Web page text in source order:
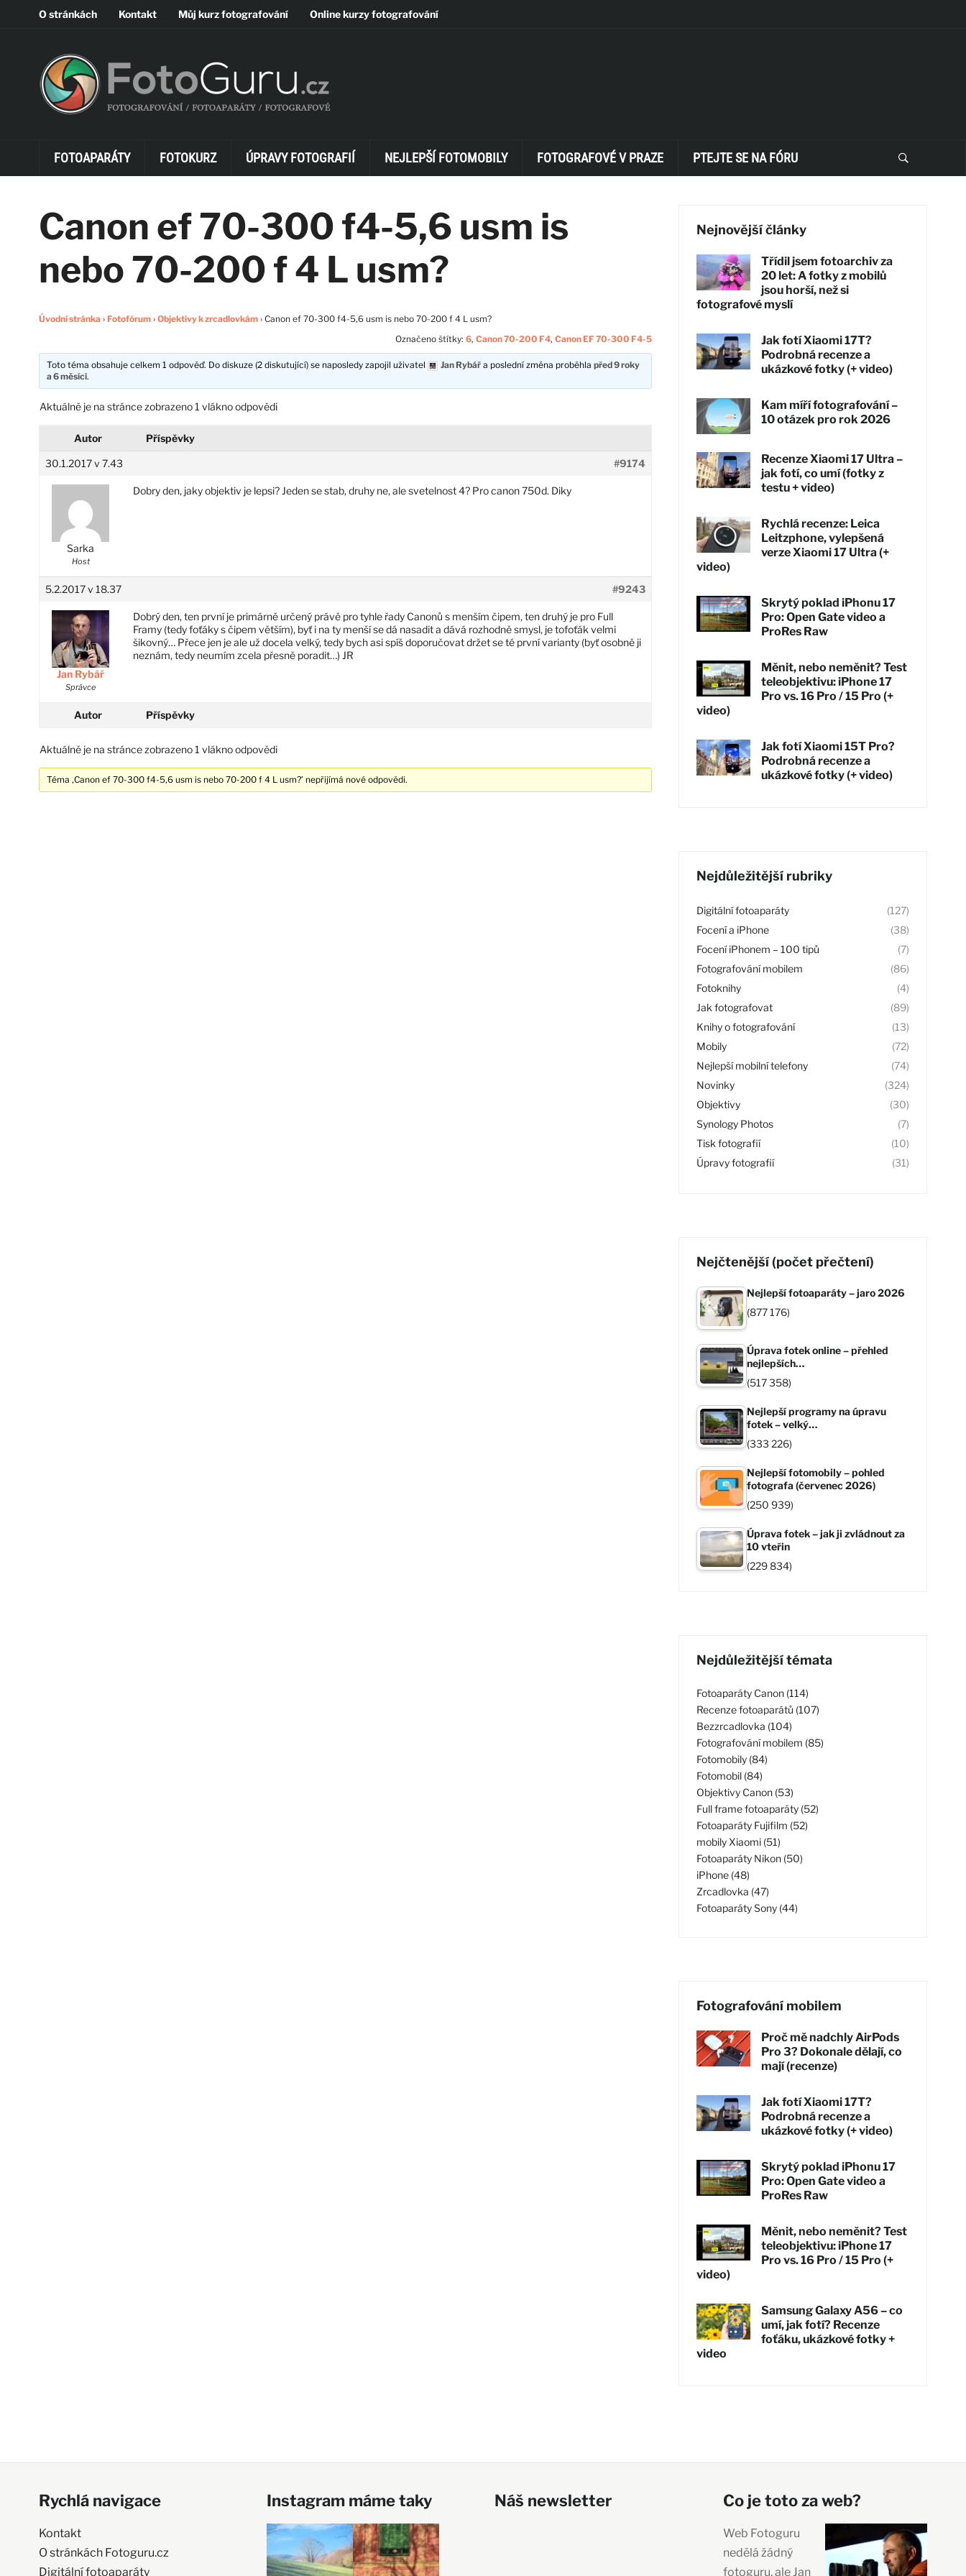
O stránkách Kontakt Můj kurz fotografování Online kurzy fotografování
FOTOAPARÁTY FOTOKURZ ÚPRAVY FOTOGRAFIÍ NEJLEPŠÍ FOTOMOBILY FOTOGRAFOVÉ V PRAZE PTEJTE SE NA FÓRU
Canon ef 70-300 f4-5,6 usm is
nebo 70-200 f 4 L usm?
Úvodní stránka › Fotofórum › Objektivy k zrcadlovkám › Canon ef 70-300 f4-5,6 usm is nebo 70-200 f 4 L usm?
Označeno štítky: 6, Canon 70-200 F4, Canon EF 70-300 F4-5
Toto téma obsahuje celkem 1 odpověď. Do diskuze (2 diskutující) se naposledy zapojil uživatel Jan Rybář a poslední změna proběhlapřed 9 roky
a 6 měsíci.
Aktuálně je na stránce zobrazeno 1 vlákno odpovědi
Autor Příspěvky
30.1.2017 v 7.43 #9174
Sarka
Host
Dobry den, jaky objektiv je lepsi? Jeden se stab, druhy ne, ale svetelnost 4? Pro canon 750d. Diky
5.2.2017 v 18.37 #9243
Jan Rybář
Správce
Dobrý den, ten první je primárně určený právě pro tyhle řady Canonů s menším čipem, ten druhý je pro Full
Framy (tedy foťáky s čipem větším), byť i na ty menší se dá nasadit a dává rozhodně smysl, je tofoťák velmi
šikovný… Přece jen je ale už docela velký, tedy bych asi spíš doporučovat držet se té první varianty (byť osobně ji
neznám, tedy neumím zcela přesně poradit…) JR
Autor Příspěvky
Aktuálně je na stránce zobrazeno 1 vlákno odpovědi
Téma ‚Canon ef 70-300 f4-5,6 usm is nebo 70-200 f 4 L usm?’ nepřijímá nové odpovědi.
Nejnovější články
Třídil jsem fotoarchiv za
20 let: A fotky z mobilů
jsou horší, než si
fotografové myslí
Jak fotí Xiaomi 17T?
Podrobná recenze a
ukázkové fotky (+ video)
Kam míří fotografování –
10 otázek pro rok 2026
Recenze Xiaomi 17 Ultra –
jak fotí, co umí (fotky z
testu + video)
Rychlá recenze: Leica
Leitzphone, vylepšená
verze Xiaomi 17 Ultra (+
video)
Skrytý poklad iPhonu 17
Pro: Open Gate video a
ProRes Raw
Měnit, nebo neměnit? Test
teleobjektivu: iPhone 17
Pro vs. 16 Pro / 15 Pro (+
video)
Jak fotí Xiaomi 15T Pro?
Podrobná recenze a
ukázkové fotky (+ video)
Nejdůležitější rubriky
Digitální fotoaparáty
(127)
Focení a iPhone
(38)
Focení iPhonem – 100 tipů
(7)
Fotografování mobilem
(86)
Fotoknihy
(4)
Jak fotografovat
(89)
Knihy o fotografování
(13)
Mobily
(72)
Nejlepší mobilní telefony
(74)
Novinky
(324)
Objektivy
(30)
Synology Photos
(7)
Tisk fotografií
(10)
Úpravy fotografií
(31)
Nejčtenější (počet přečtení)
Nejlepší fotoaparáty – jaro 2026
(877 176)
Úprava fotek online – přehled
nejlepších…
(517 358)
Nejlepší programy na úpravu
fotek – velký…
(333 226)
Nejlepší fotomobily – pohled
fotografa (červenec 2026)
(250 939)
Úprava fotek – jak ji zvládnout za
10 vteřin
(229 834)
Nejdůležitější témata
Fotoaparáty Canon (114)
Recenze fotoaparátů (107)
Bezzrcadlovka (104)
Fotografování mobilem (85)
Fotomobily (84)
Fotomobil (84)
Objektivy Canon (53)
Full frame fotoaparáty (52)
Fotoaparáty Fujifilm (52)
mobily Xiaomi (51)
Fotoaparáty Nikon (50)
iPhone (48)
Zrcadlovka (47)
Fotoaparáty Sony (44)
Fotografování mobilem
Proč mě nadchly AirPods
Pro 3? Dokonale dělají, co
mají (recenze)
Jak fotí Xiaomi 17T?
Podrobná recenze a
ukázkové fotky (+ video)
Skrytý poklad iPhonu 17
Pro: Open Gate video a
ProRes Raw
Měnit, nebo neměnit? Test
teleobjektivu: iPhone 17
Pro vs. 16 Pro / 15 Pro (+
video)
Samsung Galaxy A56 – co
umí, jak fotí? Recenze
foťáku, ukázkové fotky +
video
Rychlá navigace
Kontakt
O stránkách Fotoguru.cz
Digitální fotoaparáty
Instagram máme taky Náš newsletter Co je toto za web?
Web Fotoguru
nedělá žádný
fotoguru, ale Jan